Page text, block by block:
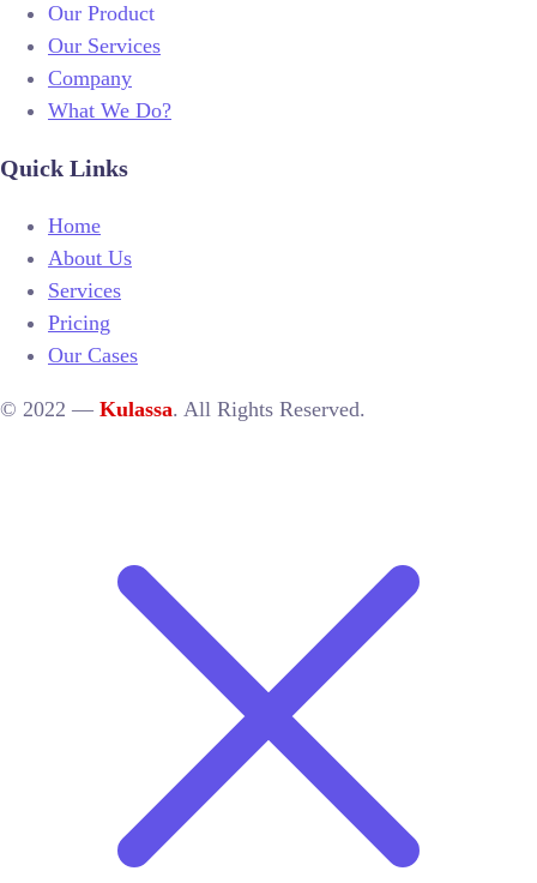
Our Product
Our Services
Company
What We Do?
Quick Links
Home
About Us
Services
Pricing
Our Cases
© 2022 — Kulassa. All Rights Reserved.